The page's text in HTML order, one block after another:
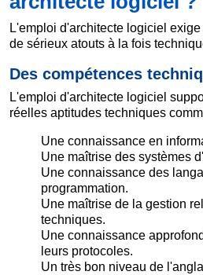
L'emploi d'architecte logiciel
de sérieux atouts à la fois
Des compétences
L'emploi d'architecte logiciel
réelles aptitudes techniques
Une connaissance en
Une maîtrise des systèmes
Une connaissance des
programmation.
Une maîtrise de la gestion
techniques.
Une connaissance
leurs protocoles.
Un très bon niveau de